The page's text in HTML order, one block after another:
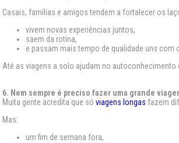
Casais, famílias e amigos tendem a fortalecer os
vivem novas experiências juntos,
saem da rotina,
e passam mais tempo de qualidade uns com
Até as viagens a solo ajudam no autoconhecimento
6. Nem sempre é preciso fazer uma grande
Muita gente acredita que sóviagens longas fazem
Mas:
um fim de semana fora,